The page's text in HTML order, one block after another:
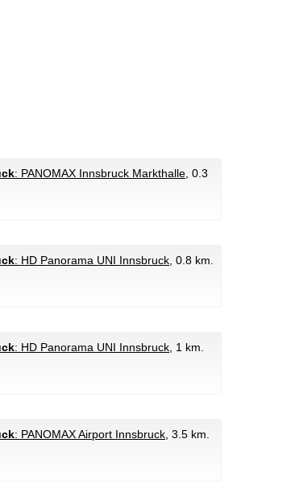
: PANOMAX Innsbruck Markthalle , 0.3
: HD Panorama UNI Innsbruck , 0.8 km.
: HD Panorama UNI Innsbruck , 1 km.
: PANOMAX Airport Innsbruck , 3.5 km.